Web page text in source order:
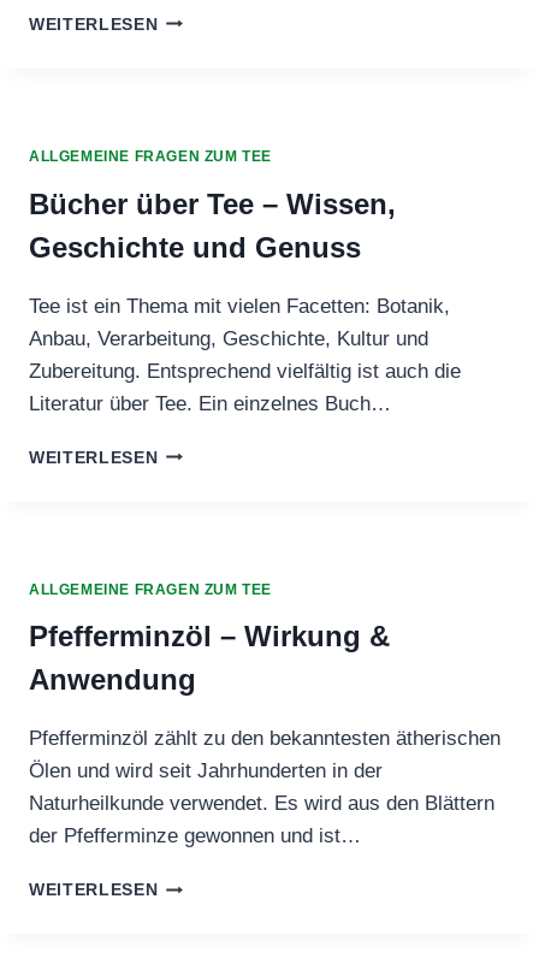
WEITERLESENWARUM
ALLGEMEINE FRAGEN ZUM TEE
Bücher über Tee – Wissen,
Geschichte und Genuss
Tee ist ein Thema mit vielen Facetten: Botanik,
Anbau, Verarbeitung, Geschichte, Kultur und
Zubereitung. Entsprechend vielfältig ist auch die
Literatur über Tee. Ein einzelnes Buch…
WEITERLESENBÜCHER
GENUSS
ALLGEMEINE FRAGEN ZUM TEE
Pfefferminzöl – Wirkung &
Anwendung
Pfefferminzöl zählt zu den bekanntesten ätherischen
Ölen und wird seit Jahrhunderten in der
Naturheilkunde verwendet. Es wird aus den Blättern
der Pfefferminze gewonnen und ist…
WEITERLESENPFEFFERMINZÖL